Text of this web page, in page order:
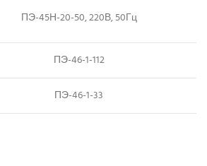
ПЭ-45Н-20-50, 220В, 50Гц
ПЭ-46-1-112
ПЭ-46-1-33